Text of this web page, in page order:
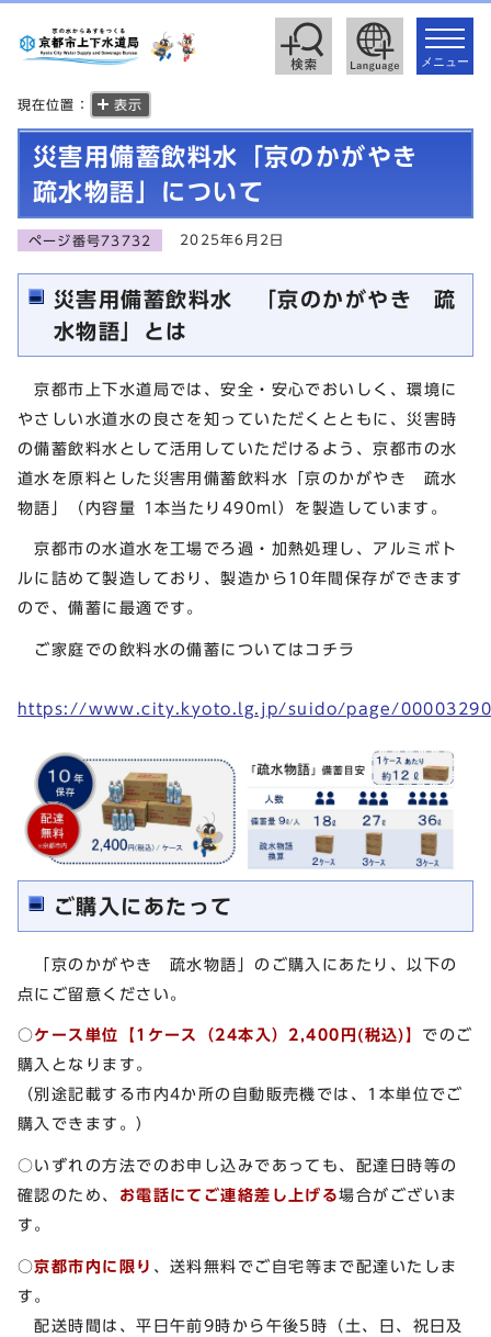
toggle
メニュー
現在位置： 表示
災害用備蓄飲料水「京のかがやき
疏水物語」について
ページ番号73732 2025年6月2日
災害用備蓄飲料水 「京のかがやき 疏
水物語」とは
京都市上下水道局では、安全・安心でおいしく、環境に
やさしい水道水の良さを知っていただくとともに、災害時
の備蓄飲料水として活用していただけるよう、京都市の水
道水を原料とした災害用備蓄飲料水「京のかがやき 疏水
物語」（内容量 1本当たり490ml）を製造しています。
京都市の水道水を工場でろ過・加熱処理し、アルミボト
ルに詰めて製造しており、製造から10年間保存ができます
ので、備蓄に最適です。
ご家庭での飲料水の備蓄についてはコチラ
https://www.city.kyoto.lg.jp/suido/page/
ご購入にあたって
「京のかがやき 疏水物語」のご購入にあたり、以下の
点にご留意ください。
○ケース単位【1ケース（24本入）2,400円(税込)】 でのご
購入となります。
（別途記載する市内4か所の自動販売機では、1本単位でご
購入できます。）
○いずれの方法でのお申し込みであっても、配達日時等の
確認のため、 お電話にてご連絡差し上げる場合がございま
す。
○京都市内に限り 、送料無料でご自宅等まで配達いたしま
す。
配送時間は、平日午前9時から午後5時（土、日、祝日及